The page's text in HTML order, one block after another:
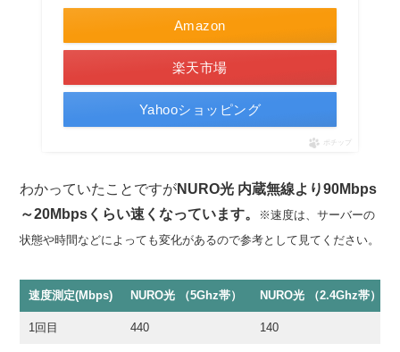
Amazon
楽天市場
Yahooショッピング
ポチップ
わかっていたことですがNURO光 内蔵無線より90Mbps
～20Mbpsくらい速くなっています。
※速度は、サーバーの
状態や時間などによっても変化があるので参考として見てください。
速度測定(Mbps) NURO光 （5Ghz帯） NURO光 （2.4Ghz帯）
1回目 440 140